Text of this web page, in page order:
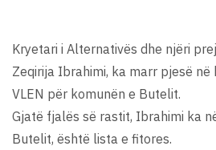
Kryetari i Alternativës dhe njëri
Zeqirija Ibrahimi, ka marr pjesë
VLEN për komunën e Butelit.
Gjatë fjalës së rastit, Ibrahimi ka
Butelit, është lista e fitores.